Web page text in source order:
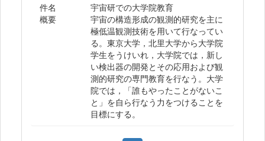
件名
宇宙研での大学院教育
概要
宇宙の構造形成の観測的研究を主に
極低温観測技術を用いて行なってい
る。東京大学，北里大学から大学院
学生をうけいれ，大学院では，新し
い検出器の開発とその応用および観
測的研究の専門教育を行なう。大学
院では，「誰もやったことがないこ
と」を自ら行なう力をつけることを
目標にする。